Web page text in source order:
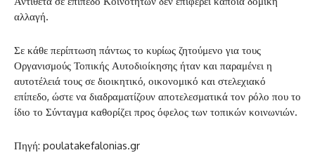
αλλαγή.
Σε κάθε περίπτωση πάντως το κυρίως ζητούμενο για τους
Οργανισμούς Τοπικής Αυτοδιοίκησης ήταν και παραμένει η
αυτοτέλειά τους σε διοικητικό, οικονομικό και στελεχιακό
επίπεδο, ώστε να διαδραματίζουν αποτελεσματικά τον ρόλο που το
ίδιο το Σύνταγμα καθορίζει προς όφελος των τοπικών κοινωνιών.
Πηγή: poulatakefalonias.gr